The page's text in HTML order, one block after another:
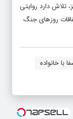
تلاش دارد روایتی
روزهای جنگ
با خانواده